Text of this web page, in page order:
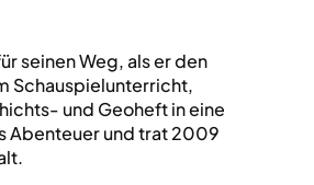
seinen Weg, als er den
Schauspielunterricht,
und Geoheft in eine
Abenteuer und trat 2009